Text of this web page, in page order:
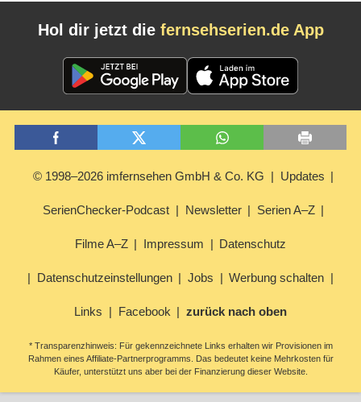
Hol dir jetzt die fernsehserien.de App
© 1998–2026 imfernsehen GmbH & Co. KG Updates
SerienChecker-Podcast Newsletter Serien A–Z
Filme A–Z Impressum Datenschutz
Datenschutzeinstellungen Jobs Werbung schalten
Links Facebook zurück nach oben
* Transparenzhinweis: Für gekennzeichnete Links erhalten wir Provisionen im
Rahmen eines Affiliate-Partnerprogramms. Das bedeutet keine Mehrkosten für
Käufer, unterstützt uns aber bei der Finanzierung dieser Website.